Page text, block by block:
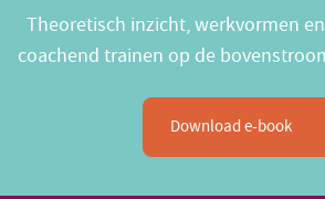
Theoretisch inzicht, werkvormen
coachend trainen op de
Download e-book